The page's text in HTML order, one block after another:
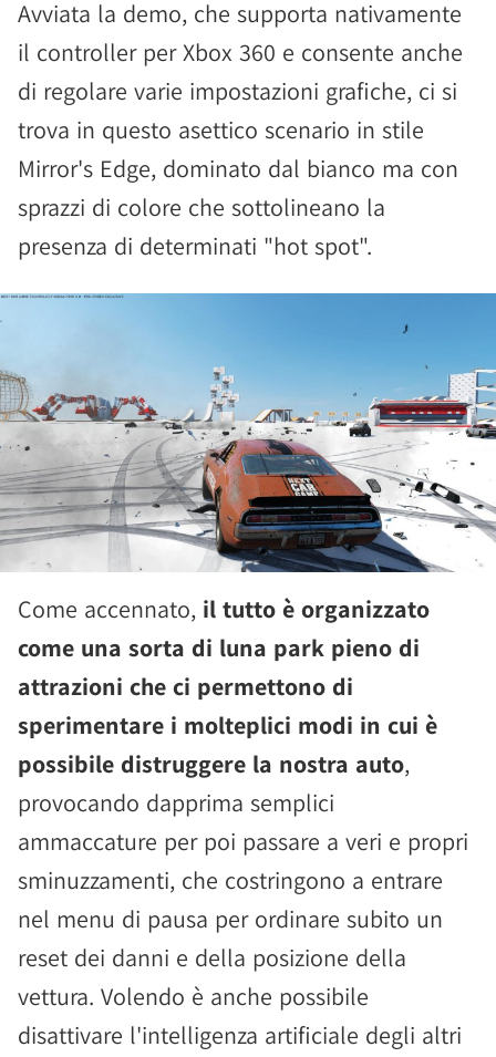
Avviata la demo, che supporta nativamente
il controller per Xbox 360 e consente anche
di regolare varie impostazioni grafiche, ci si
trova in questo asettico scenario in stile
Mirror's Edge, dominato dal bianco ma con
sprazzi di colore che sottolineano la
presenza di determinati "hot spot".
Come accennato, il tutto è organizzato
come una sorta di luna park pieno di
attrazioni che ci permettono di
sperimentare i molteplici modi in cui è
possibile distruggere la nostra auto,
provocando dapprima semplici
ammaccature per poi passare a veri e propri
sminuzzamenti, che costringono a entrare
nel menu di pausa per ordinare subito un
reset dei danni e della posizione della
vettura. Volendo è anche possibile
disattivare l'intelligenza artificiale degli altri